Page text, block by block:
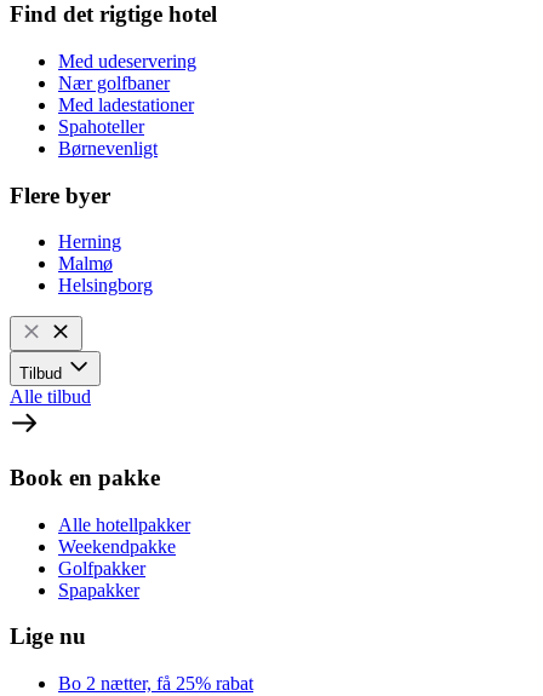
Find det rigtige hotel
Med udeservering
Nær golfbaner
Med ladestationer
Spahoteller
Børnevenligt
Flere byer
Herning
Malmø
Helsingborg
Tilbud
Alle tilbud
Book en pakke
Alle hotellpakker
Weekendpakke
Golfpakker
Spapakker
Lige nu
Bo 2 nætter, få 25% rabat